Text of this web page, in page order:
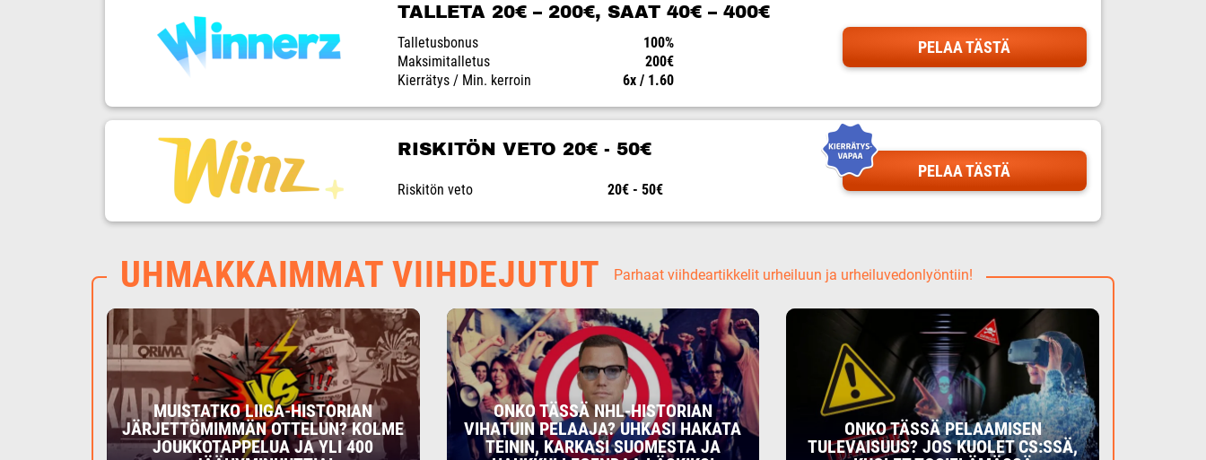
TALLETA 20€ – 200€, SAAT 40€ – 400€
Talletusbonus
100%
Maksimitalletus
200€
Kierrätys / Min. kerroin
6x / 1.60
PELAA TÄSTÄ
RISKITÖN VETO 20€ - 50€
Riskitön veto 20€ - 50€
PELAA TÄSTÄ
UHMAKKAIMMAT VIIHDEJUTUT Parhaat viihdeartikkelit urheiluun ja urheiluvedonlyöntiin!
MUISTATKO LIIGA-HISTORIAN
JÄRJETTÖMIMMÄN OTTELUN? KOLME
JOUKKOTAPPELUA JA YLI 400
ONKO TÄSSÄ NHL-HISTORIAN
VIHATUIN PELAAJA? UHKASI HAKATA
TEININ, KARKASI SUOMESTA JA
ONKO TÄSSÄ PELAAMISEN
TULEVAISUUS? JOS KUOLET CS:SSÄ,